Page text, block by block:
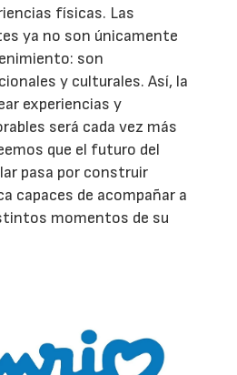
físicas. Las
ya no son únicamente
son
y culturales. Así, la
experiencias y
será cada vez más
que el futuro del
pasa por construir
capaces de acompañar a
momentos de su